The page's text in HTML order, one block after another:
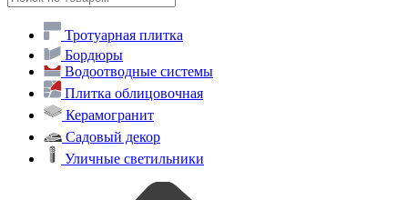
Тротуарная плитка
Бордюры
Водоотводные системы
Плитка облицовочная
Керамогранит
Садовый декор
Уличные светильники